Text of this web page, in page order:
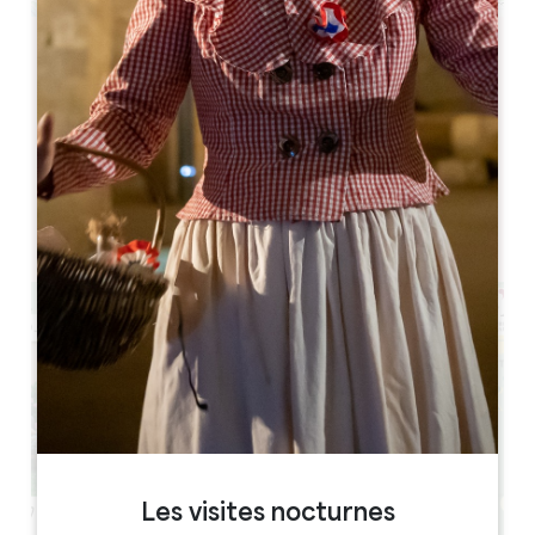
Leaflet
Vignobles Meynard
10 Av. de la Bourrée
33350 Saint-Magne-de-Castillon
RÉSERVER
Les visites nocturnes